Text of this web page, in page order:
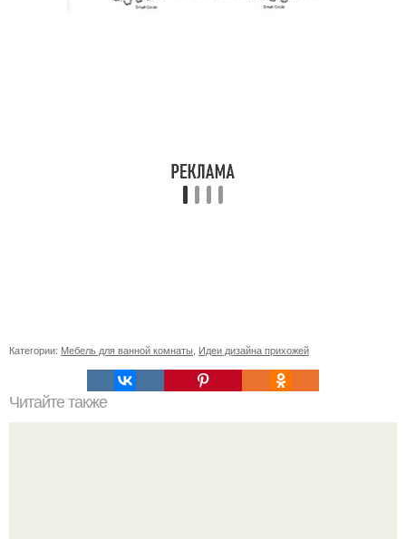
Категории: Мебель для ванной комнаты Идеи дизайна прихожей
Читайте также